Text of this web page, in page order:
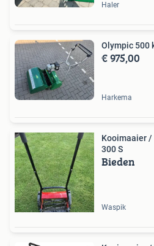
Haler
Olympic 500
€ 975,00
Harkema
Kooimaaier /
300 S
Bieden
Waspik